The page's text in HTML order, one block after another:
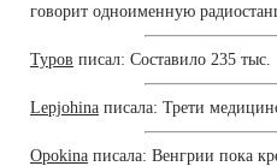
говорит одноименную
Туров писал: Составило 235 тыс.
Lepjohina писала: Трети
Opokina писала: Венгрии пока